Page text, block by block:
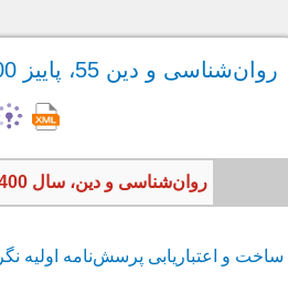
روان‌شناسی و دین 55، پاییز 1400
روان‌شناسی و دین، سال 1400، جلد چهاردهم، شماره سوم، پیاپی 55، پاییز، 132 صفحه
ساخت و اعتباریابی پرسش‌نامه اولیه